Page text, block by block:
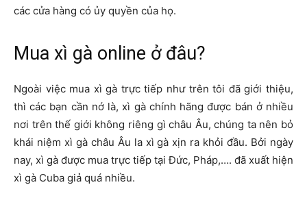
các cửa hàng có ủy quyền của họ.
Mua xì gà online ở đâu?
Ngoài việc mua xì gà trực tiếp như trên tôi đã giới thiệu,
thì các bạn cần nớ là, xì gà chính hãng được bán ở nhiều
nơi trên thế giới không riêng gì châu Âu, chúng ta nên bỏ
khái niệm xì gà châu Âu la xì gà xịn ra khỏi đầu. Bởi ngày
nay, xì gà được mua trực tiếp tại Đức, Pháp,…. đã xuất hiện
xì gà Cuba giả quá nhiều.